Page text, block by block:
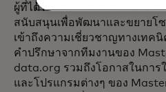
ผู้ที่ได้รับรางวัลจากการแข่งขันจ
สนับสนุนเพื่อพัฒนาและขยายโ
เข้าถึงความเชี่ยวชาญทางเทค
คำปรึกษาจากทีมงานของ
data.org รวมถึงโอกาสในการ
และโปรแกรมต่างๆ ของ